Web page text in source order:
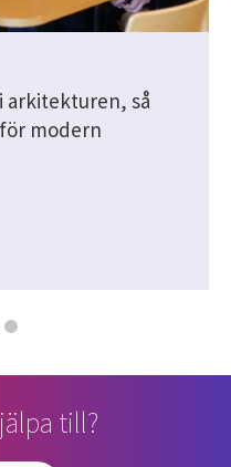
arkitekturen, så
modern
till?